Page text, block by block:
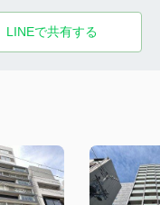
LINEで共有する